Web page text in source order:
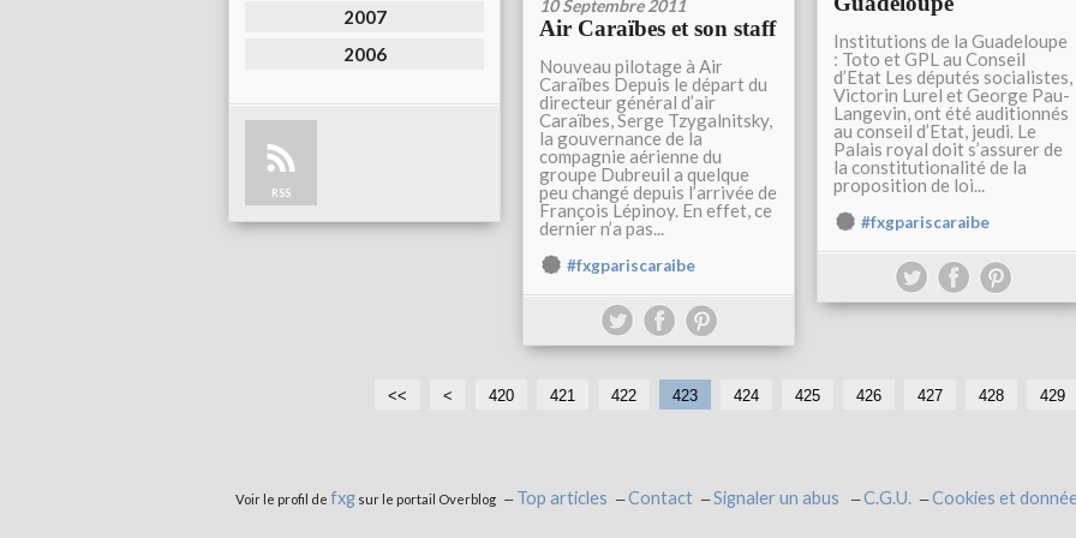
2007
2006
RSS
Institutions de la Guadeloupe
: Toto et GPL au Conseil
d’Etat Les députés socialistes,
Victorin Lurel et George Pau-
Langevin, ont été auditionnés
au conseil d’Etat, jeudi. Le
Palais royal doit s’assurer de
la constitutionalité de la
proposition de loi...
#fxgpariscaraibe
10 Septembre 2011
Air Caraïbes et son staff
Nouveau pilotage à Air
Caraïbes Depuis le départ du
directeur général d’air
Caraïbes, Serge Tzygalnitsky,
la gouvernance de la
compagnie aérienne du
groupe Dubreuil a quelque
peu changé depuis l’arrivée de
François Lépinoy. En effet, ce
dernier n’a pas...
#fxgpariscaraibe
<< <
4
4
420 421 422 423 424 425 426 427 428 429
Voir le profil de fxgsur le portail Overblog Top articles Contact Signaler un abus C.G.U. Cookies et